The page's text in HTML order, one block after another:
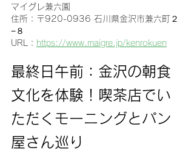
マイグレ兼六園
住所：〒920-0936 石川県金沢市兼六町２
−８
URL： https://www.maigre.jp/kenrokuen
最終日午前：金沢の朝食
文化を体験！喫茶店でい
ただくモーニングとパン
屋さん巡り